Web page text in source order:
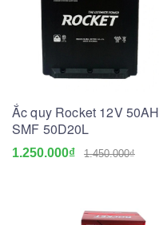
Ắc quy Rocket 12V 50AH
SMF 50D20L
1.250.000₫ 1.450.000₫